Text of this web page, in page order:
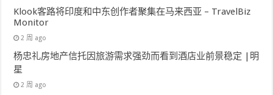
Klook客路将印度和中东创作者聚集在马来西亚 – TravelBiz
Monitor
2 周 ago
杨忠礼房地产信托因旅游需求强劲而看到酒店业前景稳定 |明
星
2 周 ago